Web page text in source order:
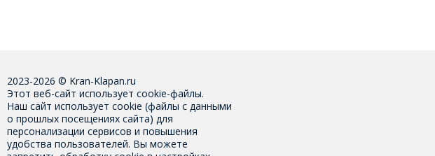
2023-2026 © Kran-Klapan.ru
Этот веб-сайт использует cookie-файлы.
Наш сайт использует cookie (файлы с данными
о прошлых посещениях сайта) для
персонализации сервисов и повышения
удобства пользователей. Вы можете